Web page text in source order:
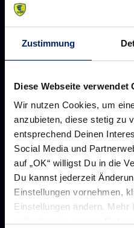
Zustimmung
Diese Webseite verwendet
Wir nutzen Cookies, um
anzubieten, diese stetig zu
entsprechend Deinen
Social Media und
auf „OK“ willigst Du in die
Du kannst jederzeit
Einstellungen vornehmen,
Einstellungen ändern. Mehr
Rhein-